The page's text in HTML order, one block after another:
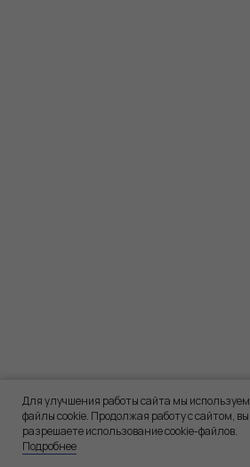
Для улучшения работы сайта мы используем
файлы cookie. Продолжая работу с сайтом, вы
разрешаете использование cookie-файлов.
Подробнее